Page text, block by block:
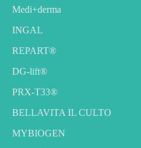
Medi+derma
INGAL
REPART®
DG-lift®️
PRX-T33®
BELLAVITA IL CULTO
MYBIOGEN